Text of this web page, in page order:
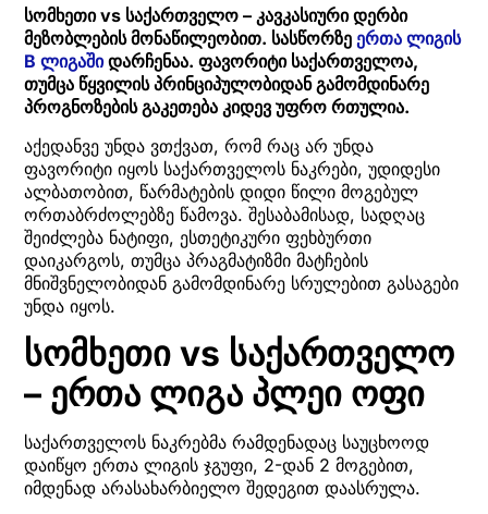
სომხეთი vs საქართველო – კავკასიური დერბი
მეზობლების მონაწილეობით. სასწორზე ერთა ლიგის
B ლიგაშიდარჩენაა. ფავორიტი საქართველოა,
თუმცა წყვილის პრინციპულობიდან გამომდინარე
პროგნოზების გაკეთება კიდევ უფრო რთულია.
აქედანვე უნდა ვთქვათ, რომ რაც არ უნდა
ფავორიტი იყოს საქართველოს ნაკრები, უდიდესი
ალბათობით, წარმატების დიდი წილი მოგებულ
ორთაბრძოლებზე წამოვა. შესაბამისად, სადღაც
შეიძლება ნატიფი, ესთეტიკური ფეხბურთი
დაიკარგოს, თუმცა პრაგმატიზმი მატჩების
მნიშვნელობიდან გამომდინარე სრულებით გასაგები
უნდა იყოს.
სომხეთი vs საქართველო
– ერთა ლიგა პლეი ოფი
საქართველოს ნაკრებმა რამდენადაც საუცხოოდ
დაიწყო ერთა ლიგის ჯგუფი, 2-დან 2 მოგებით,
იმდენად არასახარბიელო შედეგით დაასრულა.